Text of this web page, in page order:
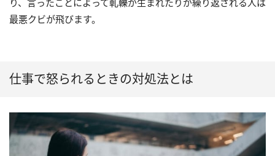
り、言ったことによって軋轢が生まれたりが繰り返される人は
最悪クビが飛びます。
仕事で怒られるときの対処法とは